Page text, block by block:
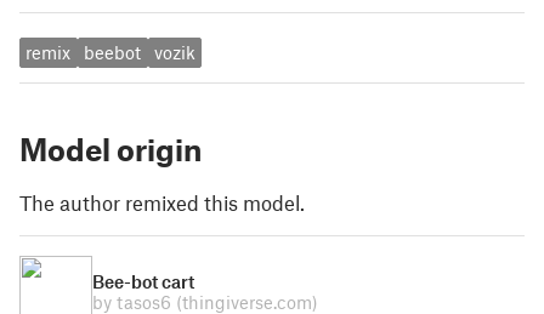
remix beebot vozik
Model origin
The author remixed this model.
Bee-bot cart
by tasos6 (thingiverse.com)